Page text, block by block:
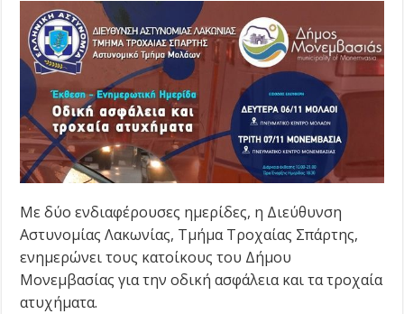
Με δύο ενδιαφέρουσες ημερίδες, η Διεύθυνση
Αστυνομίας Λακωνίας, Τμήμα Τροχαίας Σπάρτης,
ενημερώνει τους κατοίκους του Δήμου
Μονεμβασίας για την οδική ασφάλεια και τα τροχαία
ατυχήματα.